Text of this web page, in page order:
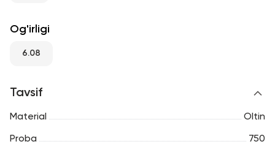
Og'irligi
6.08
Tavsif
Material Oltin
Proba 750